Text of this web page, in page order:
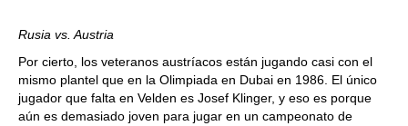
Rusia vs. Austria
Por cierto, los veteranos austríacos están jugando casi con el
mismo plantel que en la Olimpiada en Dubai en 1986. El único
jugador que falta en Velden es Josef Klinger, y eso es porque
aún es demasiado joven para jugar en un campeonato de